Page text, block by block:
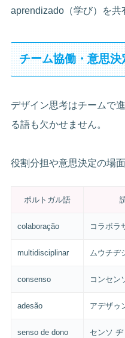
aprendizado（学び）を共
チーム協働・意思決
デザイン思考はチームで
る語も欠かせません。
役割分担や意思決定の場
ポルトガル語
colaboração コラボラ
multidisciplinar ムウチヂ
consenso コンセン
adesão アデザゥ
senso de dono センソ ヂ